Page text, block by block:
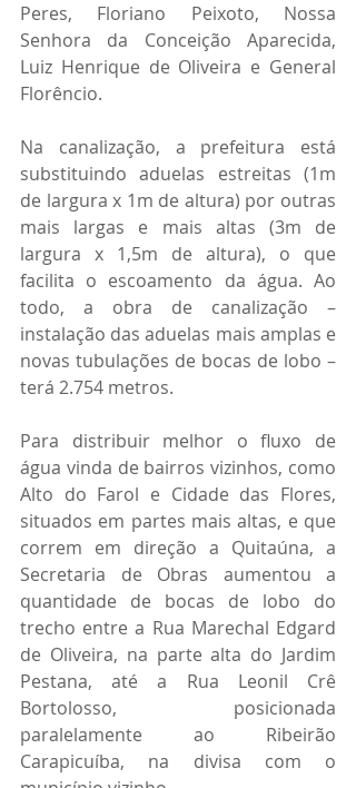
Peres, Floriano Peixoto, Nossa
Senhora da Conceição Aparecida,
Luiz Henrique de Oliveira e General
Florêncio.
Na canalização, a prefeitura está
substituindo aduelas estreitas (1m
de largura x 1m de altura) por outras
mais largas e mais altas (3m de
largura x 1,5m de altura), o que
facilita o escoamento da água. Ao
todo, a obra de canalização –
instalação das aduelas mais amplas e
novas tubulações de bocas de lobo –
terá 2.754 metros.
Para distribuir melhor o fluxo de
água vinda de bairros vizinhos, como
Alto do Farol e Cidade das Flores,
situados em partes mais altas, e que
correm em direção a Quitaúna, a
Secretaria de Obras aumentou a
quantidade de bocas de lobo do
trecho entre a Rua Marechal Edgard
de Oliveira, na parte alta do Jardim
Pestana, até a Rua Leonil Crê
Bortolosso, posicionada
paralelamente ao Ribeirão
Carapicuíba, na divisa com o